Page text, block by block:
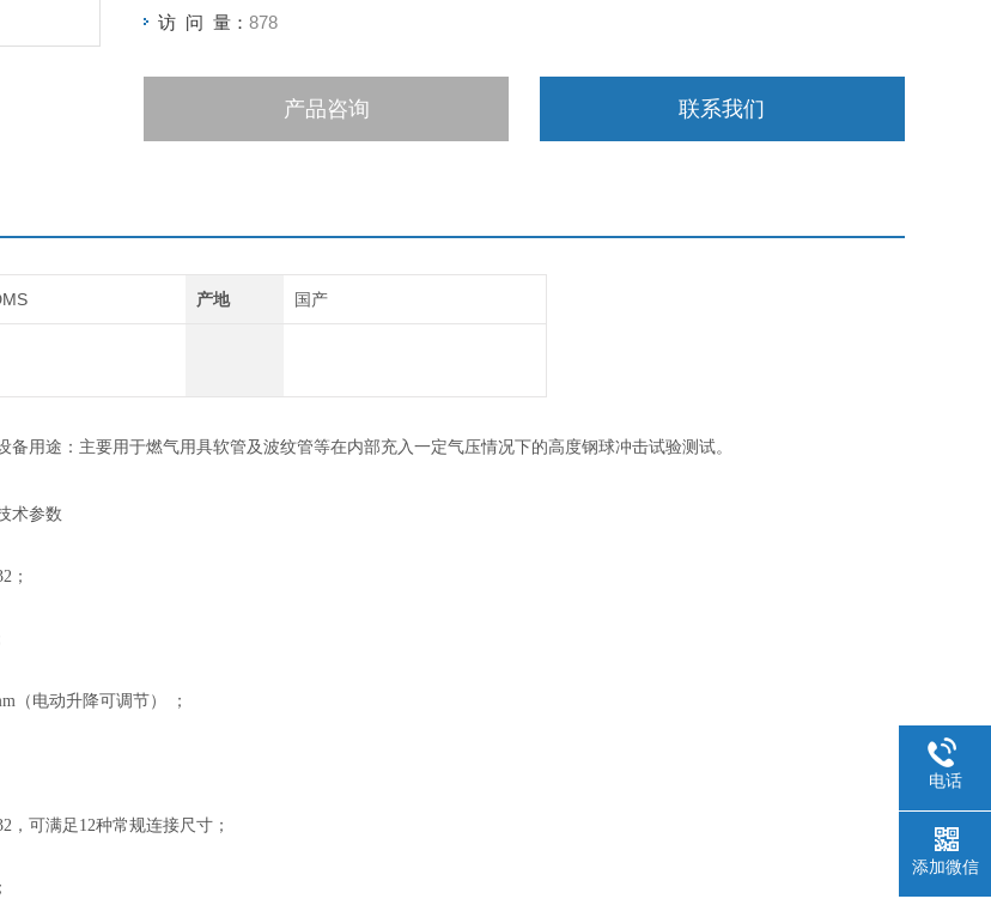
访 问 量： 878
产品咨询 联系我们
产地 国产
备用途：主要用于燃气用具软管及波纹管等在内部充入一定气压情况下的高度钢球冲击试验测试。
术参数
；
（电动升降可调节） ；
，可满足12种常规连接尺寸；
电话
添加微信